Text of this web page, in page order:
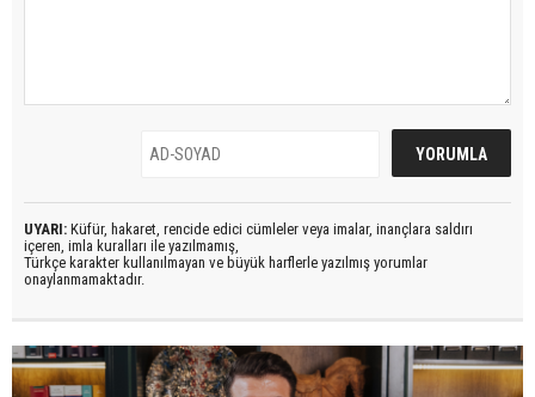
UYARI: Küfür, hakaret, rencide edici cümleler veya imalar, inançlara saldırı
içeren, imla kuralları ile yazılmamış,
Türkçe karakter kullanılmayan ve büyük harflerle yazılmış yorumlar
onaylanmamaktadır.